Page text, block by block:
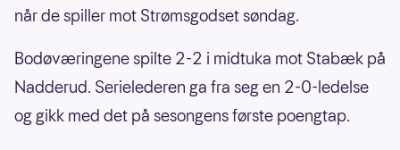
når de spiller mot Strømsgodset søndag.
Bodøværingene spilte 2-2 i midtuka mot Stabæk på
Nadderud. Serielederen ga fra seg en 2-0-ledelse
og gikk med det på sesongens første poengtap.